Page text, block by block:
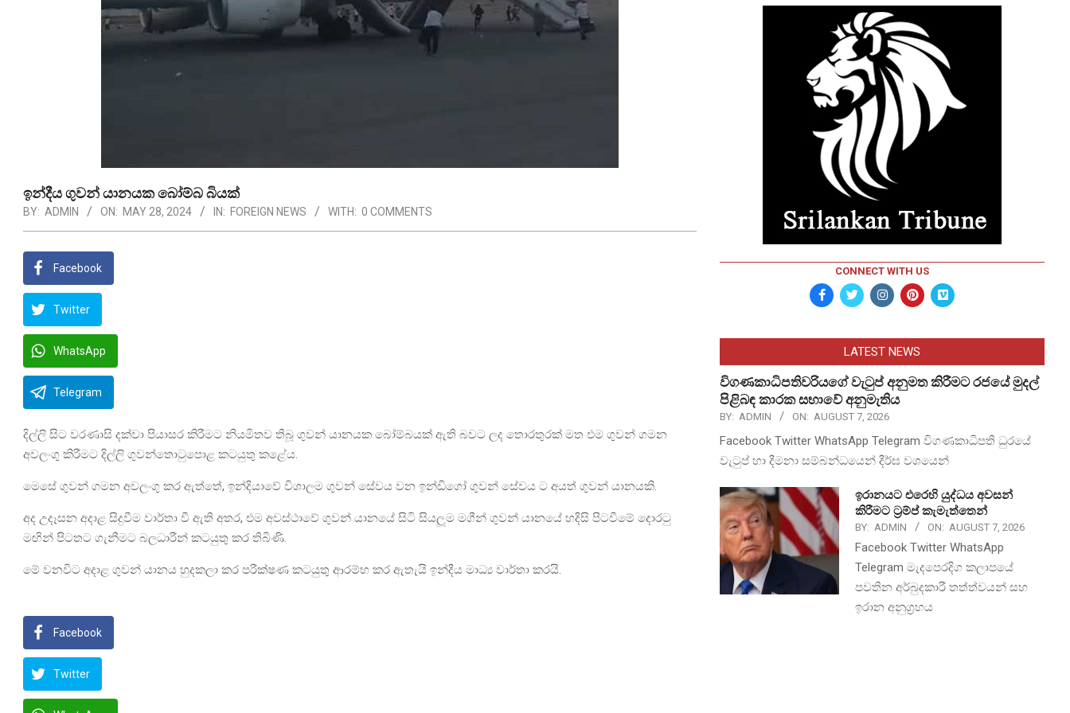
ඉන්දීය ගුවන් යානයක බෝම්බ බියක්
BY: ADMIN ON: MAY 28, 2024 IN: FOREIGN NEWS WITH: 0 COMMENTS
Facebook
Twitter
WhatsApp
Telegram
දිල්ලි සිට වරණාසි දක්වා පියාසර කිරීමට නියමිතව තිබූ ගුවන් යානයක බෝම්බයක් ඇති බවට ලද තොරතුරක් මත එම ගුවන් ගමන
අවලංගු කිරීමට දිල්ලි ගුවන්තොටුපොළ කටයුතු කළේය.
මෙසේ ගුවන් ගමන අවලංගු කර ඇත්තේ, ඉන්දියාවේ විශාලම ගුවන් සේවය වන ඉන්ඩිගෝ ගුවන් සේවය ට අයත් ගුවන් යානයකි.
අද උදෑසන අදාළ සිදුවීම වාර්තා වී ඇති අතර, එම අවස්ථාවේ ගුවන් යානයේ සිටි සියලූම මගීන් ගුවන් යානයේ හදිසි පිටවීමේ දොරටු
මඟින් පිටතට ගැනීමට බලධාරීන් කටයුතු කර තිබිණි.
මේ වනවිට අදාළ ගුවන් යානය හුදකලා කර පරීක්ෂණ කටයුතු ආරම්භ කර ඇතැයි ඉන්දීය මාධ්‍ය වාර්තා කරයි.
Facebook
Twitter
CONNECT WITH US
LATEST NEWS
විගණකාධිපතිවරියගේ වැටුප් අනුමත කිරීමට රජයේ මුදල්
පිළිබඳ කාරක සභාවේ අනුමැතිය
BY: ADMIN ON: AUGUST 7, 2026
Facebook Twitter WhatsApp Telegram විගණකාධිපති ධුරයේ
වැටුප් හා දීමනා සම්බන්ධයෙන් දීර්ඝ වශයෙන්
ඉරානයට එරෙහි යුද්ධය අවසන්
කිරීමට ට්‍රම්ප් කැමැත්තෙන්
BY: ADMIN ON: AUGUST 7, 2026
Facebook Twitter WhatsApp
Telegram මැදපෙරදිග කලාපයේ
පවතින අර්බුදකාරී තත්ත්වයන් සහ
ඉරාන අනුග්‍රහය